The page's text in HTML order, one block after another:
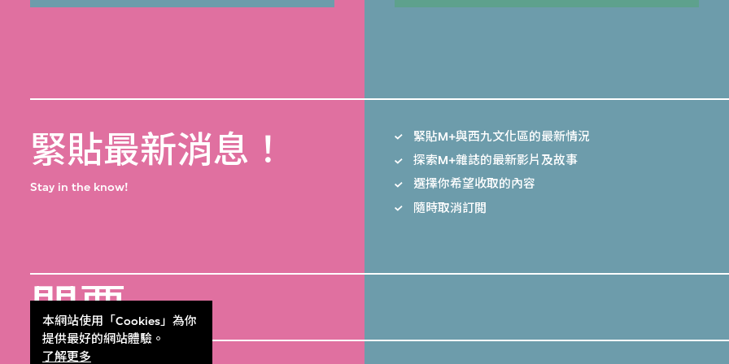
本網站使用「Cookies」為你
提供最好的網站體驗。
了解更多
緊貼最新消息！
Stay in the know!
緊貼M+與西九文化區的最新情況
探索M+雜誌的最新影片及故事
選擇你希望收取的內容
隨時取消訂閲
門票 Get Tickets